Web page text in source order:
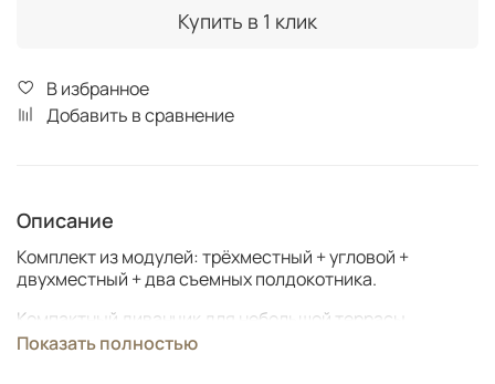
Купить в 1 клик
В избранное
Добавить в сравнение
Описание
Комплект из модулей: трёхместный + угловой +
двухместный + два съемных полдокотника.
Компактный диванчик для небольшой террасы,
веранды, беседки или предбанника.
Показать полностью